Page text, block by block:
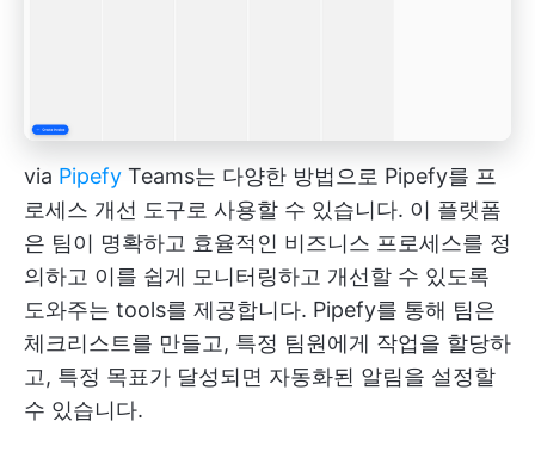
via Pipefy Teams는 다양한 방법으로 Pipefy를 프
로세스 개선 도구로 사용할 수 있습니다. 이 플랫폼
은 팀이 명확하고 효율적인 비즈니스 프로세스를 정
의하고 이를 쉽게 모니터링하고 개선할 수 있도록
도와주는 tools를 제공합니다. Pipefy를 통해 팀은
체크리스트를 만들고, 특정 팀원에게 작업을 할당하
고, 특정 목표가 달성되면 자동화된 알림을 설정할
수 있습니다.